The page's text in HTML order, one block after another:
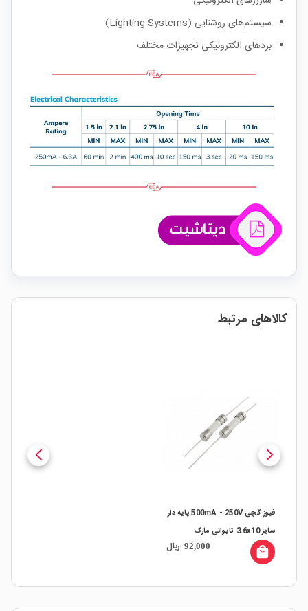
سیستم‌های روشنایی (Lighting Systems)
بردهای الکترونیکی تجهیزات مختلف
کالاهای مرتبط
فیوز گچی 500mA - 250V پایه دار
سایز 3.6x10 تایوانی مارک
CONQUER
92,000 ریال local_mall